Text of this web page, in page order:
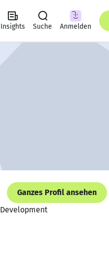
Insights Suche Anmelden
Ganzes Profil ansehen